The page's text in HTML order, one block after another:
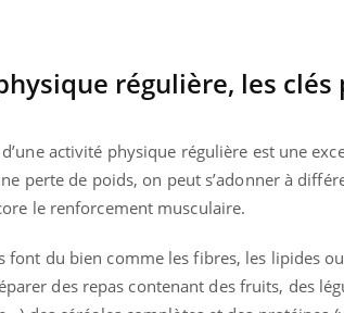
régulière, les clés
activité physique régulière est une
perte de poids, on peut s’adonner à
le renforcement musculaire.
du bien comme les fibres, les lipides
des repas contenant des fruits, des